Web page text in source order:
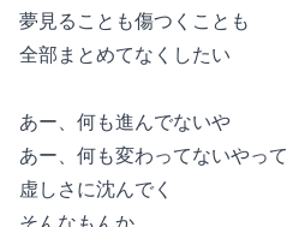
夢見ることも傷つくことも
全部まとめてなくしたい
あー、何も進んでないや
あー、何も変わってないやって
虚しさに沈んでく